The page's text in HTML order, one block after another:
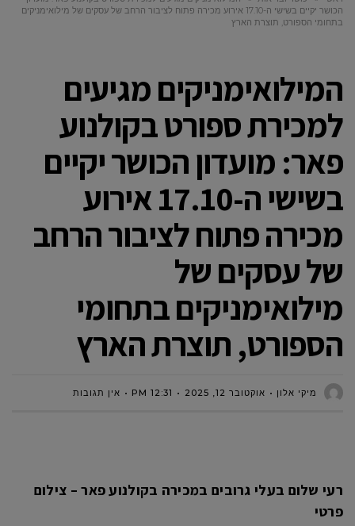
הכושר יקיים בשישי ה-17.10 אירוע מכירה פתוח לציבור הרחב של עסקים של מילואימניקים
בתחומי הספורט, תוצרת הארץ
המילואימניקים מגיעים
למכירת ספורט בקולנוע
פאר: מועדון הכושר יקיים
בשישי ה-17.10 אירוע
מכירה פתוח לציבור הרחב
של עסקים של
מילואימניקים בתחומי
הספורט, תוצרת הארץ
מיקי אלון אוקטובר 12, 2025 12:31 PM אין תגובות
רעי שלום בעלי גרובים במכירה בקולנוע פאר – צילום
פרטי